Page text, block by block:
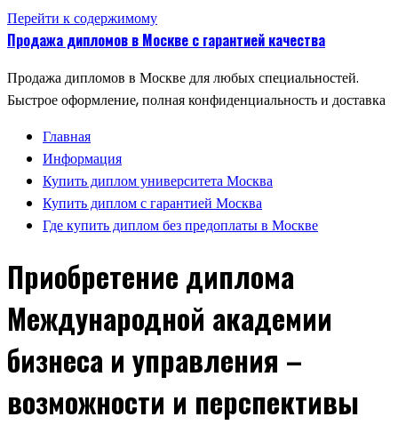
Перейти к содержимому
Продажа дипломов в Москве с гарантией качества
Продажа дипломов в Москве для любых специальностей.
Быстрое оформление, полная конфиденциальность и доставка
Главная
Информация
Купить диплом университета Москва
Купить диплом с гарантией Москва
Где купить диплом без предоплаты в Москве
Приобретение диплома
Международной академии
бизнеса и управления –
возможности и перспективы